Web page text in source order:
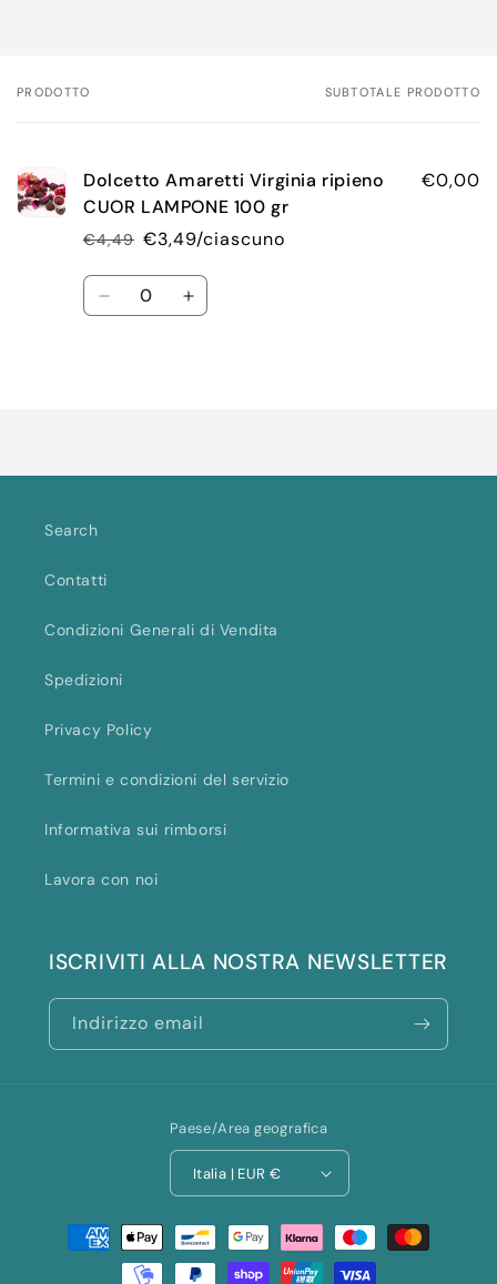
Il
PRODOTTO SUBTOTALE PRODOTTO
Dolcetto Amaretti Virginia ripieno
CUOR LAMPONE 100 gr
Prezzo
di
listino
€4,49
Prezzo
scontato
€3,49/ciascuno
€0,00
Quantità
DiminuisciAumenta
Search
Contatti
Condizioni Generali di Vendita
Spedizioni
Privacy Policy
Termini e condizioni del servizio
Informativa sui rimborsi
Lavora con noi
ISCRIVITI ALLA NOSTRA NEWSLETTER
Indirizzo email
Paese/Area geografica
Italia | EUR €
Metodi